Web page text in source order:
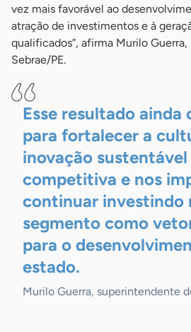
vez mais favorável ao
atração de investimentos e à
qualificados”, afirma Murilo
Sebrae/PE.
Esse resultado ainda
para fortalecer a
inovação sustentável
competitiva e nos
continuar investindo
segmento como
para o
estado.
Murilo Guerra, superintendente